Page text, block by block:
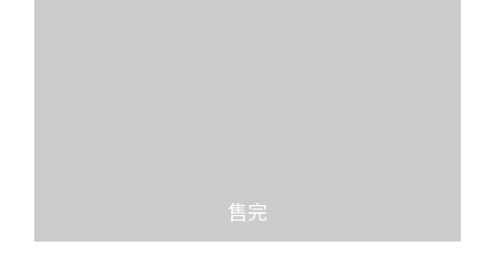
售完